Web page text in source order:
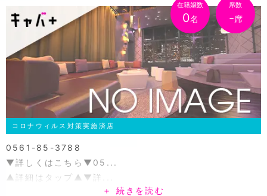
在籍嬢数
0名
席数
-席
コロナウィルス対策実施済店
0561-85-3788
▼詳しくはこちら▼05...
▲詳細はタップ▲▼詳...
＋ 続きを読む